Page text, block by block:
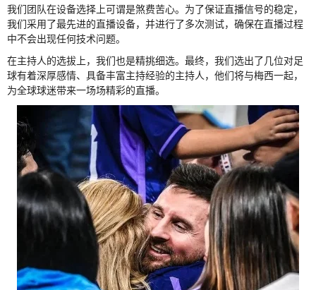
我们团队在设备选择上可谓是煞费苦心。为了保证直播信号的稳定，
我们采用了最先进的直播设备，并进行了多次测试，确保在直播过程
中不会出现任何技术问题。
在主持人的选拔上，我们也是精挑细选。最终，我们选出了几位对足
球有着深厚感情、具备丰富主持经验的主持人，他们将与梅西一起，
为全球球迷带来一场场精彩的直播。